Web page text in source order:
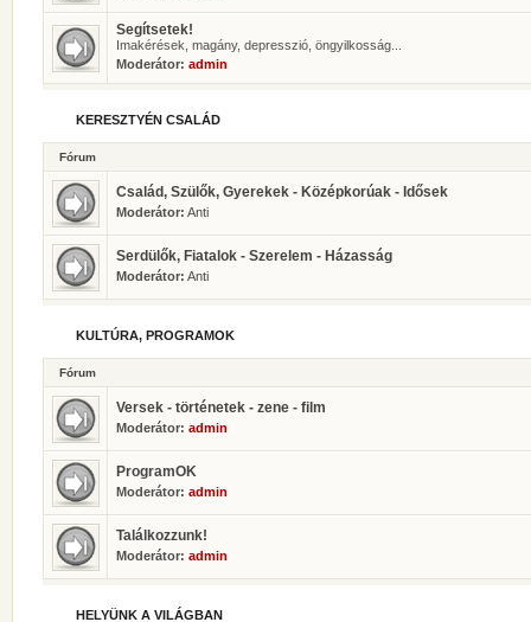
Segítsetek!
Imakérések, magány, depresszió, öngyilkosság...
Moderátor: admin
KERESZTYÉN CSALÁD
Fórum
Család, Szülők, Gyerekek - Középkorúak - Idősek
Moderátor: Anti
Serdülők, Fiatalok - Szerelem - Házasság
Moderátor: Anti
KULTÚRA, PROGRAMOK
Fórum
Versek - történetek - zene - film
Moderátor: admin
ProgramOK
Moderátor: admin
Találkozzunk!
Moderátor: admin
HELYÜNK A VILÁGBAN